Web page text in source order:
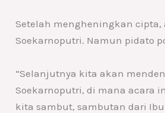
Setelah mengheningkan
Soekarnoputri. Namun pidato
“Selanjutnya kita akan
Soekarnoputri, di mana acara
kita sambut, sambutan dari Ibu